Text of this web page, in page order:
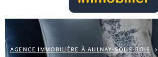
AGENCE IMMOBILIÈRE À AULNAY-SOUS-BOIS